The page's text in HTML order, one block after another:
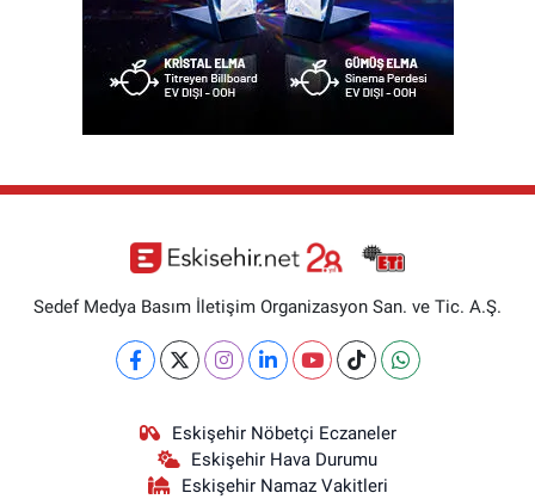
Sedef Medya Basım İletişim Organizasyon San. ve Tic. A.Ş.
Eskişehir Nöbetçi Eczaneler
Eskişehir Hava Durumu
Eskişehir Namaz Vakitleri